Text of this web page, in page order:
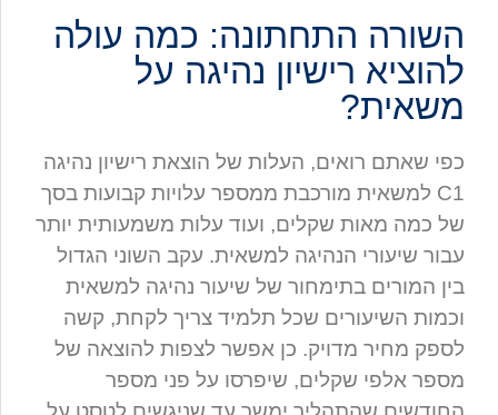
השורה התחתונה: כמה עולה
להוציא רישיון נהיגה על
משאית?
כפי שאתם רואים, העלות של הוצאת רישיון נהיגה
C1 למשאית מורכבת ממספר עלויות קבועות בסך
של כמה מאות שקלים, ועוד עלות משמעותית יותר
עבור שיעורי הנהיגה למשאית. עקב השוני הגדול
בין המורים בתימחור של שיעור נהיגה למשאית
וכמות השיעורים שכל תלמיד צריך לקחת, קשה
לספק מחיר מדויק. כן אפשר לצפות להוצאה של
מספר אלפי שקלים, שיפרסו על פני מספר